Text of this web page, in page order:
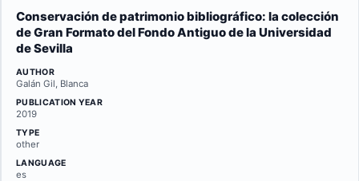
Conservación de patrimonio bibliográfico: la colección
de Gran Formato del Fondo Antiguo de la Universidad
de Sevilla
AUTHOR
Galán Gil, Blanca
PUBLICATION YEAR
2019
TYPE
other
LANGUAGE
es